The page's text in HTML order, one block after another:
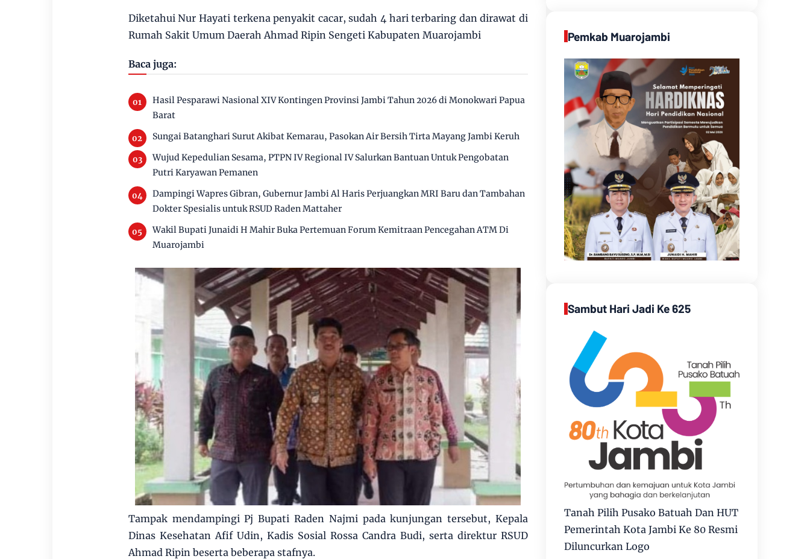
Diketahui Nur Hayati terkena penyakit cacar, sudah 4 hari terbaring dan dirawat di
Rumah Sakit Umum Daerah Ahmad Ripin Sengeti Kabupaten Muarojambi
Baca juga:
Hasil Pesparawi Nasional XIV Kontingen Provinsi Jambi Tahun 2026 di Monokwari Papua
Barat
Sungai Batanghari Surut Akibat Kemarau, Pasokan Air Bersih Tirta Mayang Jambi Keruh
Wujud Kepedulian Sesama, PTPN IV Regional IV Salurkan Bantuan Untuk Pengobatan
Putri Karyawan Pemanen
Dampingi Wapres Gibran, Gubernur Jambi Al Haris Perjuangkan MRI Baru dan Tambahan
Dokter Spesialis untuk RSUD Raden Mattaher
Wakil Bupati Junaidi H Mahir Buka Pertemuan Forum Kemitraan Pencegahan ATM Di
Muarojambi
Tampak mendampingi Pj Bupati Raden Najmi pada kunjungan tersebut, Kepala
Dinas Kesehatan Afif Udin, Kadis Sosial Rossa Candra Budi, serta direktur RSUD
Ahmad Ripin beserta beberapa stafnya.
Pemkab Muarojambi
Sambut Hari Jadi Ke 625
Tanah Pilih Pusako Batuah Dan HUT
Pemerintah Kota Jambi Ke 80 Resmi
Diluncurkan Logo